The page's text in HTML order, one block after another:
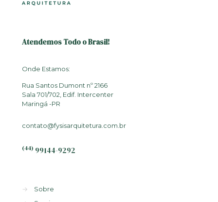
Atendemos Todo o Brasil!
Onde Estamos:
Rua Santos Dumont nº 2166
Sala 701/702, Edif. Intercenter
Maringá -PR
contato@fysisarquitetura.com.br
(44) 99144-9292
→
Sobre